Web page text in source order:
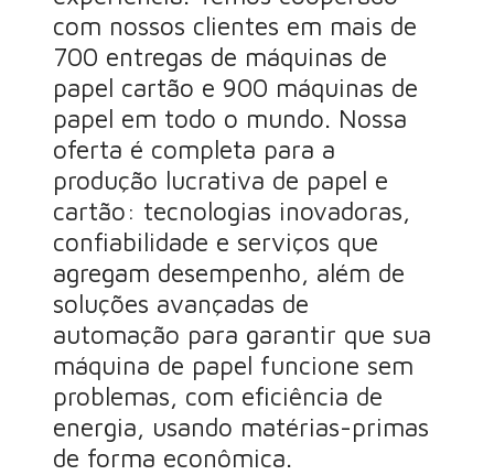
com nossos clientes em mais de
700 entregas de máquinas de
papel cartão e 900 máquinas de
papel em todo o mundo. Nossa
oferta é completa para a
produção lucrativa de papel e
cartão: tecnologias inovadoras,
confiabilidade e serviços que
agregam desempenho, além de
soluções avançadas de
automação para garantir que sua
máquina de papel funcione sem
problemas, com eficiência de
energia, usando matérias-primas
de forma econômica.